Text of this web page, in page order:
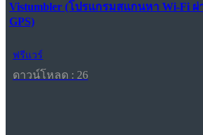
Vistumbler (โปรแกรมสแกนหา Wi-Fi ผ่
GPS)
ฟรีแวร์
ดาวน์โหลด : 26